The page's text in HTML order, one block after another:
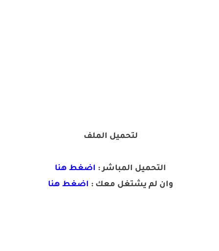
لتحميل الملف
التحميل المباشر : اضغط هنا
وان لم يشتغل معك : اضغط هنا